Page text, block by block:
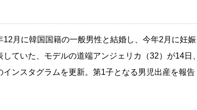
月に韓国国籍の一般男性と結婚し、今年2月に妊娠
していた、モデルの道端アンジェリカ（32）が14日、
インスタグラムを更新。第1子となる男児出産を報告